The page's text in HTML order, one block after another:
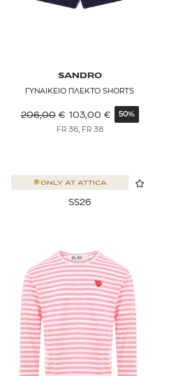
SANDRO
ΓΥΝΑΙΚΕΙΟ ΠΛΕΚΤΟ SHORTS
206,00 € 103,00 € 50%
FR 36, FR 38
ONLY AT ATTICA
SS26